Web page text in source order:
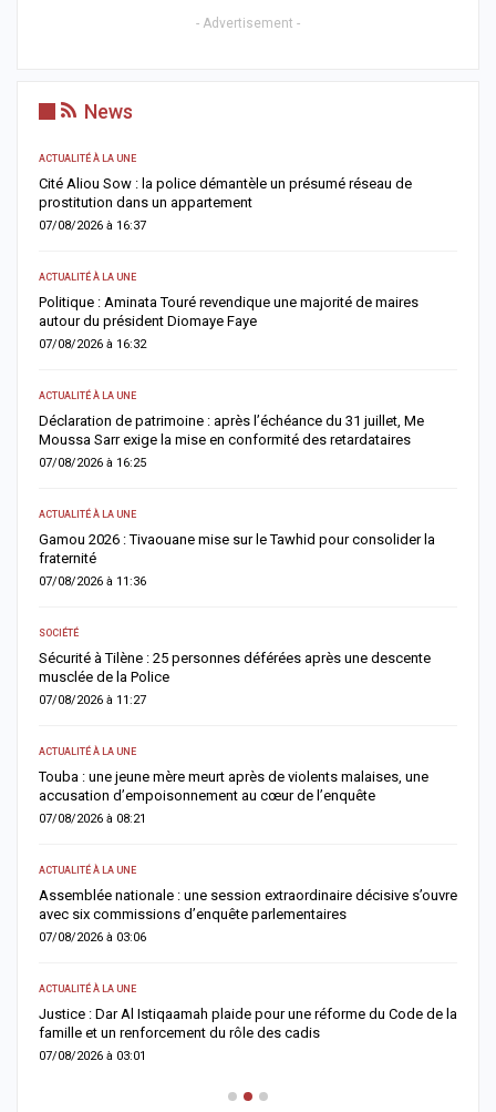
- Advertisement -
News
ACTUALITÉ À LA UNE
Cité Aliou Sow : la police démantèle un présumé réseau de
prostitution dans un appartement
07/08/2026 à 16:37
ACTUALITÉ À LA UNE
Politique : Aminata Touré revendique une majorité de maires
autour du président Diomaye Faye
07/08/2026 à 16:32
ACTUALITÉ À LA UNE
Déclaration de patrimoine : après l’échéance du 31 juillet, Me
Moussa Sarr exige la mise en conformité des retardataires
07/08/2026 à 16:25
ACTUALITÉ À LA UNE
Gamou 2026 : Tivaouane mise sur le Tawhid pour consolider la
fraternité
07/08/2026 à 11:36
SOCIÉTÉ
Sécurité à Tilène : 25 personnes déférées après une descente
musclée de la Police
07/08/2026 à 11:27
ACTUALITÉ À LA UNE
Touba : une jeune mère meurt après de violents malaises, une
accusation d’empoisonnement au cœur de l’enquête
07/08/2026 à 08:21
ACTUALITÉ À LA UNE
Assemblée nationale : une session extraordinaire décisive s’ouvre
avec six commissions d’enquête parlementaires
07/08/2026 à 03:06
ACTUALITÉ À LA UNE
Justice : Dar Al Istiqaamah plaide pour une réforme du Code de la
famille et un renforcement du rôle des cadis
07/08/2026 à 03:01